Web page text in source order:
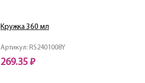
Артикул: RS2401008Y
Кружка 360 мл
269.35 ₽